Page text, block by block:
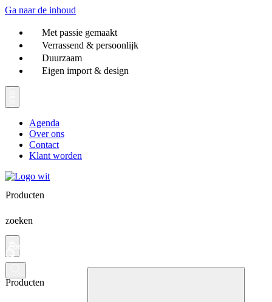
Ga naar de inhoud
Met passie gemaakt
Verrassend & persoonlijk
Duurzaam
Eigen import & design
Agenda
Over ons
Contact
Klant worden
Producten
zoeken
Producten